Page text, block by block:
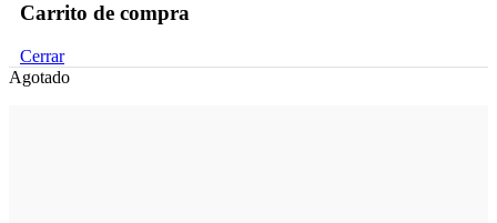
Carrito de compra
Cerrar
Agotado